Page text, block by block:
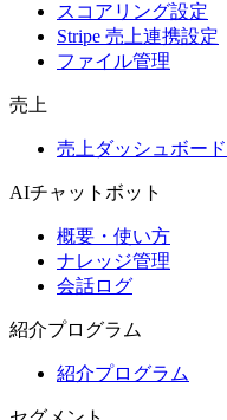
スコアリング設定
Stripe 売上連携設定
ファイル管理
売上
売上ダッシュボード
AIチャットボット
概要・使い方
ナレッジ管理
会話ログ
紹介プログラム
紹介プログラム